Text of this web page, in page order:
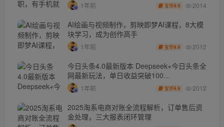
1年前 宝币9.9 2014
AI绘画与视频制作，剪映即梦AI课程，8大模
块学习，成为创作高手
1年前 宝币9.9 2012
今日头条4.0最新版本 Deepseek+今日头条全
网最新玩法，单日收益突破100…
1年前 宝币9.9 2012
2025淘系电商对账全流程解析，订单售后资
金处理，三大报表闭环管理